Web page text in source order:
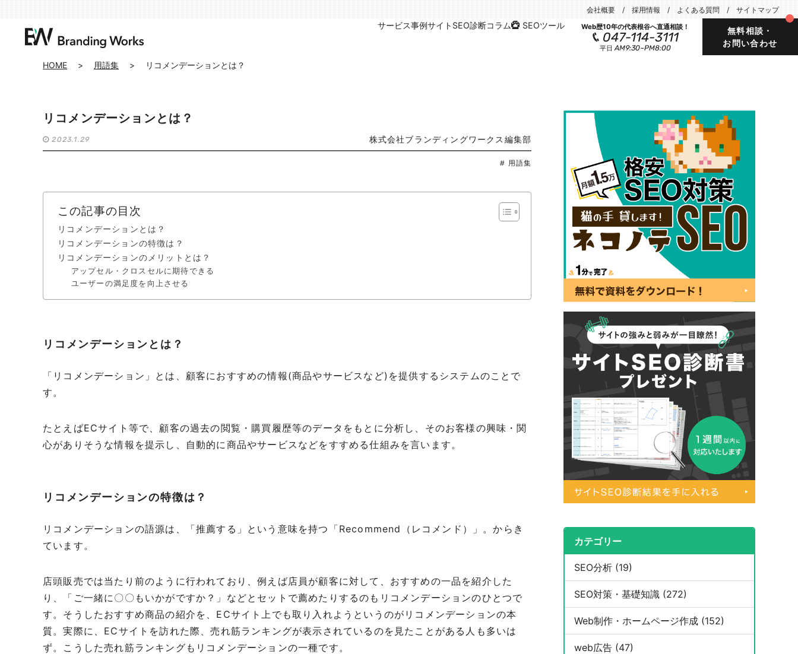
会社概要 採用情報 よくある質問 サイトマップ
サービス事例サイトSEO診断コラム SEOツール Web歴10年の代表根谷へ直通相談！
047-114-3111
平日AM9:30~PM8:00
無料相談・
お問い合わせ
HOME > 用語集 > リコメンデーションとは？
リコメンデーションとは？
2023.1.29 株式会社ブランディングワークス編集部
# 用語集
この記事の目次
リコメンデーションとは？
リコメンデーションの特徴は？
リコメンデーションのメリットとは？
アップセル・クロスセルに期待できる
ユーザーの満足度を向上させる
リコメンデーションとは？
「リコメンデーション」とは、顧客におすすめの情報(商品やサービスなど)を提供するシステムのことで
す。
たとえばECサイト等で、顧客の過去の閲覧・購買履歴等のデータをもとに分析し、そのお客様の興味・関
心がありそうな情報を提示し、自動的に商品やサービスなどをすすめる仕組みを言います。
リコメンデーションの特徴は？
リコメンデーションの語源は、「推薦する」という意味を持つ「Recommend（レコメンド）」。からき
ています。
店頭販売では当たり前のように行われており、例えば店員が顧客に対して、おすすめの一品を紹介した
り、「ご一緒に〇〇もいかがですか？」などとセットで薦めたりするのもリコメンデーションのひとつで
す。そうしたおすすめ商品の紹介を、ECサイト上でも取り入れようというのがリコメンデーションの本
質。実際に、ECサイトを訪れた際、売れ筋ランキングが表示されているのを見たことがある人も多いは
ず。こうした売れ筋ランキングもリコメンデーションの一種です。
カテゴリー
SEO分析 (19)
SEO対策・基礎知識 (272)
Web制作・ホームページ作成 (152)
web広告 (47)